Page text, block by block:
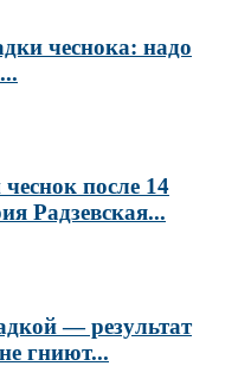
чеснока: надо
после 14
Радзевская...
— результат
гниют...